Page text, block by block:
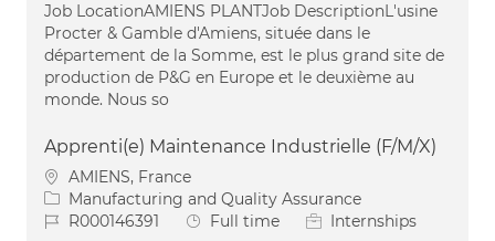
Job LocationAMIENS PLANTJob DescriptionL'usine
Procter & Gamble d'Amiens, située dans le
département de la Somme, est le plus grand site de
production de P&G en Europe et le deuxième au
monde. Nous so
Apprenti(e) Maintenance Industrielle (F/M/X)
Location
AMIENS, France
Category
Manufacturing and Quality Assurance
Job IdR000146391 Job Type
Full time
Internships